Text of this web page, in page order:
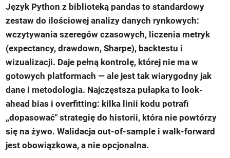
Język Python z biblioteką pandas to standardowy
zestaw do ilościowej analizy danych rynkowych:
wczytywania szeregów czasowych, liczenia metryk
(expectancy, drawdown, Sharpe), backtestu i
wizualizacji. Daje pełną kontrolę, której nie ma w
gotowych platformach — ale jest tak wiarygodny jak
dane i metodologia. Najczęstsza pułapka to look-
ahead bias i overfitting: kilka linii kodu potrafi
„dopasować" strategię do historii, która nie powtórzy
się na żywo. Walidacja out-of-sample i walk-forward
jest obowiązkowa, a nie opcjonalna.